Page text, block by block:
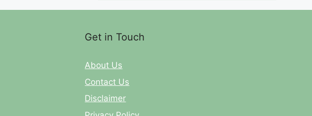
Get in Touch
About Us
Contact Us
Disclaimer